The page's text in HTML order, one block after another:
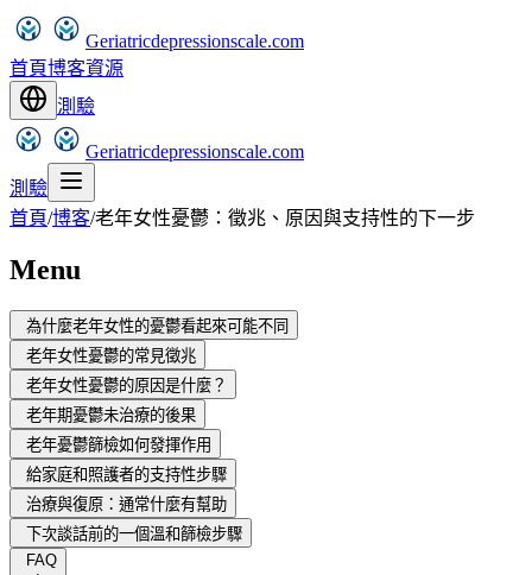
Geriatricdepressionscale.com
首頁博客資源
測驗
Geriatricdepressionscale.com
測驗
首頁/博客/老年女性憂鬱：徵兆、原因與支持性的下一步
Menu
為什麼老年女性的憂鬱看起來可能不同
老年女性憂鬱的常見徵兆
老年女性憂鬱的原因是什麼？
老年期憂鬱未治療的後果
老年憂鬱篩檢如何發揮作用
給家庭和照護者的支持性步驟
治療與復原：通常什麼有幫助
下次談話前的一個溫和篩檢步驟
FAQ